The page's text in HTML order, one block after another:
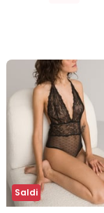
sconto
applicato.
Saldi